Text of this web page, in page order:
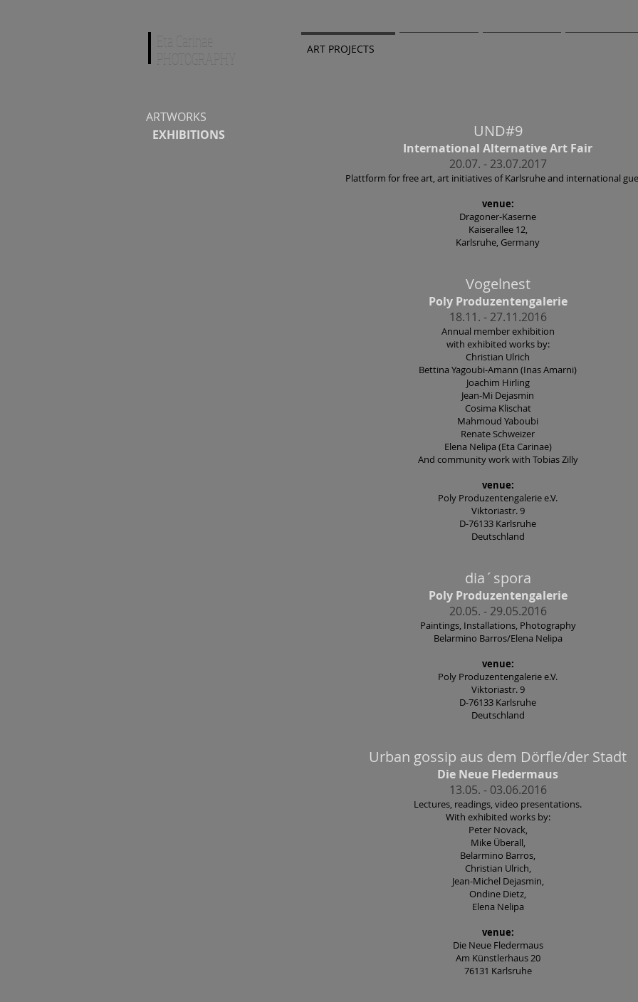
ART PROJECTS
ARTWORKS
EXHIBITIONS
UND#9
International Alternative Art Fair
20.07. - 23.07.2017
Plattform for free art, art initiatives of Karlsruhe and international
venue:
Dragoner-Kaserne
Kaiserallee 12,
Karlsruhe, Germany
Vogelnest
Poly Produzentengalerie
18.11. - 27.11.2016
Annual member exhibition
with exhibited works by:
Christian Ulrich
Bettina Yagoubi-Amann (Inas Amarni)
Joachim Hirling
Jean-Mi Dejasmin
Cosima Klischat
Mahmoud Yaboubi
Renate Schweizer
Elena Nelipa (Eta Carinae)
And community work with Tobias Zilly
venue:
Poly Produzentengalerie e.V.
Viktoriastr. 9
D-76133 Karlsruhe
Deutschland
dia´spora
Poly Produzentengalerie
20.05. - 29.05.2016
Paintings, Installations, Photography
Belarmino Barros/Elena Nelipa
venue:
Poly Produzentengalerie e.V.
Viktoriastr. 9
D-76133 Karlsruhe
Deutschland
Urban gossip aus dem Dörfle/der Stadt
Die Neue Fledermaus
13.05. - 03.06.2016
Lectures, readings, video presentations.
With exhibited works by:
Peter Novack,
Mike Überall,
Belarmino Barros,
Christian Ulrich,
Jean-Michel Dejasmin,
Ondine Dietz,
Elena Nelipa
venue:
Die Neue Fledermaus
Am Künstlerhaus 20
76131 Karlsruhe